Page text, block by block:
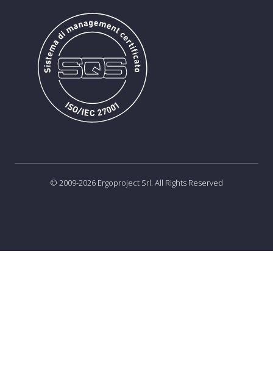
© 2009-2026 Ergoproject Srl. All Rights Reserved